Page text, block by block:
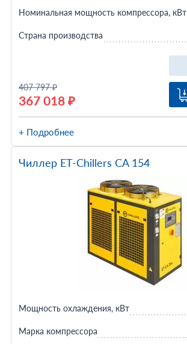
407 797 ₽
367 018 ₽
Номинальная мощность компрессора, кВт
Страна производства
+ Подробнее
Чиллер ET-Chillers CA 154
Мощность охлаждения, кВт
Марка компрессора